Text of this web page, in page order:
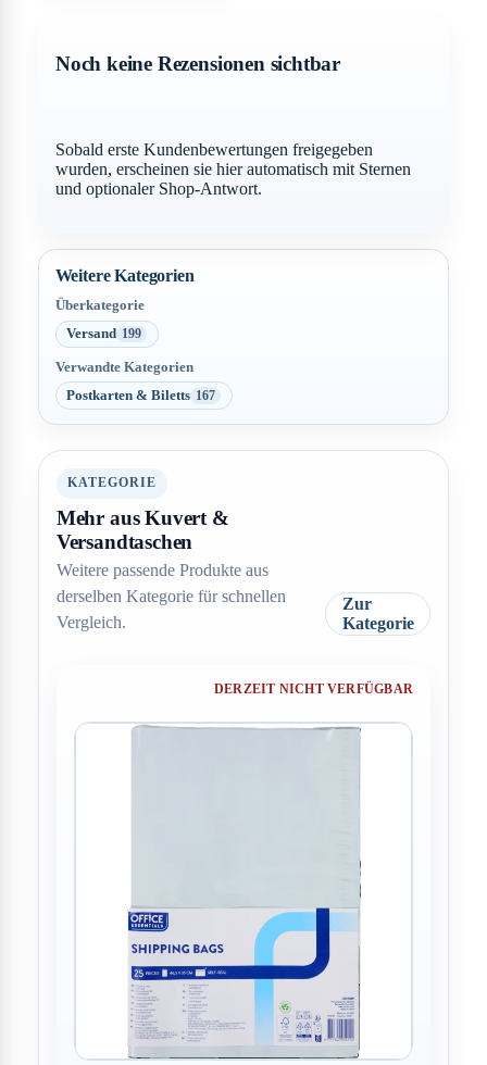
Noch keine Rezensionen sichtbar
Sobald erste Kundenbewertungen freigegeben
wurden, erscheinen sie hier automatisch mit Sternen
und optionaler Shop-Antwort.
Weitere Kategorien
Überkategorie
Versand 199
Verwandte Kategorien
Postkarten & Biletts 167
KATEGORIE
Mehr aus Kuvert &
Versandtaschen
Weitere passende Produkte aus
derselben Kategorie für schnellen
Vergleich.
Zur
Kategorie
DERZEIT NICHT VERFÜGBAR